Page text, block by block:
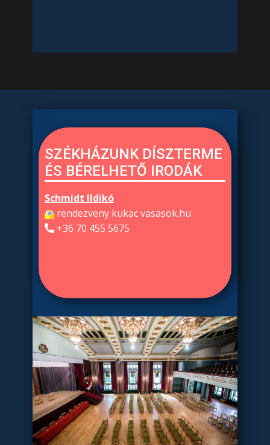
SZÉKHÁZUNK DÍSZTERME
ÉS BÉRELHETŐ IRODÁK
Schmidt Ildikó
​rendezveny kukac vasasok.hu
​+36 70 455 5675